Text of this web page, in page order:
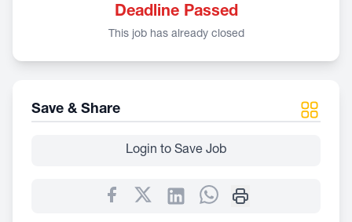
Deadline Passed
This job has already closed
Save & Share
Login to Save Job